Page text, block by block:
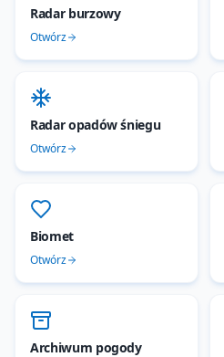
Radar burzowy
Otwórz
Radar opadów śniegu
Otwórz
Biomet
Otwórz
Archiwum pogody